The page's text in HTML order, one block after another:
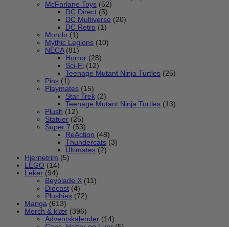
McFarlane Toys (52)
DC Direct (5)
DC Multiverse (20)
DC Retro (1)
Mondo (1)
Mythic Legions (10)
NECA (81)
Horror (28)
Sci-Fi (12)
Teenage Mutant Ninja Turtles (25)
Pins (1)
Playmates (15)
Star Trek (2)
Teenage Mutant Ninja Turtles (13)
Plush (12)
Statuer (25)
Super 7 (53)
ReAction (48)
Thundercats (3)
Ultimates (2)
Hjernetrim (5)
LEGO (14)
Leker (94)
Beyblade X (11)
Diecast (4)
Plushies (72)
Manga (613)
Merch & klær (396)
Adventskalender (14)